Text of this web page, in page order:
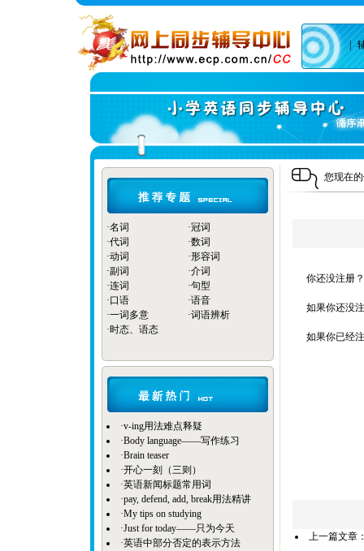
|
·名词 ·冠词
·代词 ·数词
·动词 ·形容词
·副词 ·介词
·连词 ·句型
·口语 ·语音
·一词多意 ·词语辨析
·时态、语态
·v-ing用法难点释疑
·Body language——写作练习
·Brain teaser
·开心一刻（三则）
·英语新闻标题常用词
·pay, defend, add, break用法精讲
·My tips on studying
·Just for today——只为今天
·英语中部分否定的表示方法
您现在
你还没注册？
如果你还没
如果你已经
上一篇文章